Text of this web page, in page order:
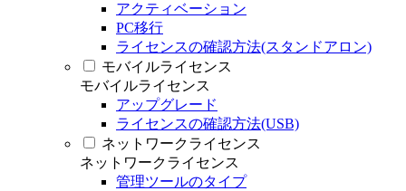
アクティベーション
PC移行
ライセンスの確認方法(スタンドアロン)
モバイルライセンス
モバイルライセンス
アップグレード
ライセンスの確認方法(USB)
ネットワークライセンス
ネットワークライセンス
管理ツールのタイプ